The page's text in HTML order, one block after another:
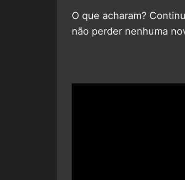
O que acharam?
não perder nenhuma